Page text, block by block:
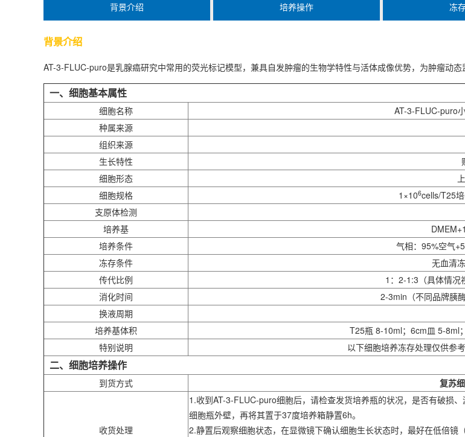
背景介绍 培养操作 冻
背景介绍
AT-3-FLUC-puro是乳腺癌研究中常用的荧光标记模型，兼具自发肿瘤的生物学特性与活体成像优势，为肿瘤动态
一、细胞基本属性
细胞名称
AT-3-FLUC-puro
种属来源
组织来源
生长特性
细胞形态
细胞规格
1×106cells/T25
支原体检测
培养基
培养条件
气相：95%空气
冻存条件
无血清
传代比例
1：2-1:3（具体情况
消化时间
2-3min（不同品牌胰
换液周期
培养基体积
T25瓶 8-10ml；6cm皿 5-8ml
特别说明
以下细胞培养冻存处理仅供参
二、细胞培养操作
到货方式 复苏
收货处理
1.收到AT-3-FLUC-puro细胞后，请检查发货培养瓶的状况，是否有破损
细胞瓶外壁，再将其置于37度培养箱静置6h。
2.静置后观察细胞状态，在显微镜下确认细胞生长状态时，最好在低倍